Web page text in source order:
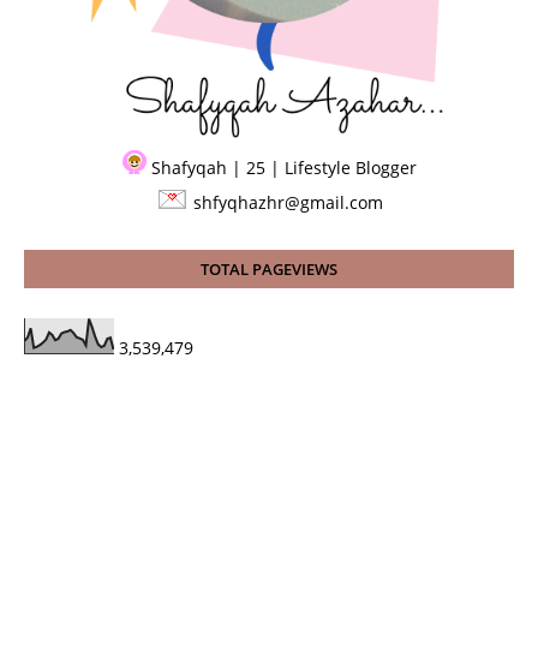
Shafyqah | 25 | Lifestyle Blogger
shfyqhazhr@gmail.com
TOTAL PAGEVIEWS
3,539,479